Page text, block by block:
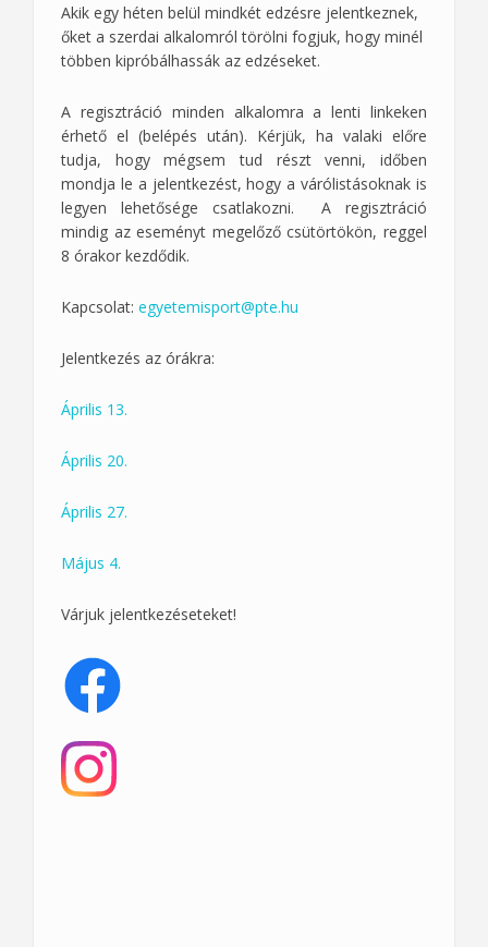
Akik egy héten belül mindkét edzésre jelentkeznek,
őket a szerdai alkalomról törölni fogjuk, hogy minél
többen kipróbálhassák az edzéseket.
A regisztráció minden alkalomra a lenti linkeken
érhető el (belépés után). Kérjük, ha valaki előre
tudja, hogy mégsem tud részt venni, időben
mondja le a jelentkezést, hogy a várólistásoknak is
legyen lehetősége csatlakozni. A regisztráció
mindig az eseményt megelőző csütörtökön, reggel
8 órakor kezdődik.
Kapcsolat: egyetemisport@pte.hu
Jelentkezés az órákra:
Április 13.
Április 20.
Április 27.
Május 4.
Várjuk jelentkezéseteket!